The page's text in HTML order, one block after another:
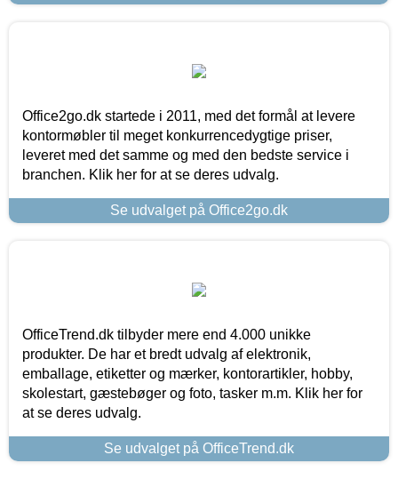
Office2go.dk startede i 2011, med det formål at levere
kontormøbler til meget konkurrencedygtige priser,
leveret med det samme og med den bedste service i
branchen. Klik her for at se deres udvalg.
Se udvalget på Office2go.dk
OfficeTrend.dk tilbyder mere end 4.000 unikke
produkter. De har et bredt udvalg af elektronik,
emballage, etiketter og mærker, kontorartikler, hobby,
skolestart, gæstebøger og foto, tasker m.m. Klik her for
at se deres udvalg.
Se udvalget på OfficeTrend.dk